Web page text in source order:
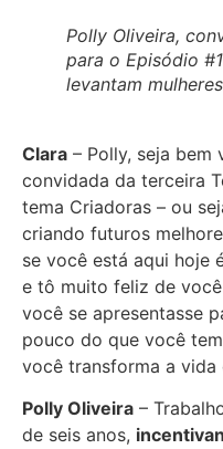
Polly Oliveira,
para o Episódio
levantam
Clara – Polly, seja bem
convidada da terceira
tema Criadoras – ou
criando futuros
se você está aqui hoje
e tô muito feliz de
você se apresentasse
pouco do que você
você transforma a vida
Polly Oliveira –
de seis anos,